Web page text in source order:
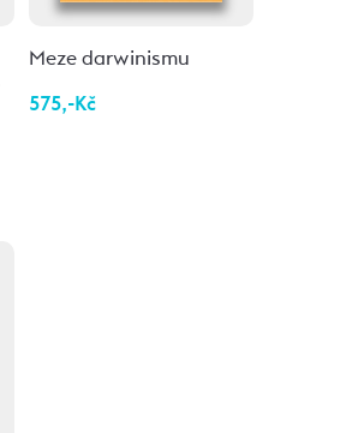
Meze darwinismu
575,-Kč